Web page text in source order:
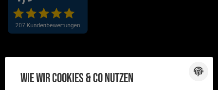
Wie wir Cookies & Co nutzen